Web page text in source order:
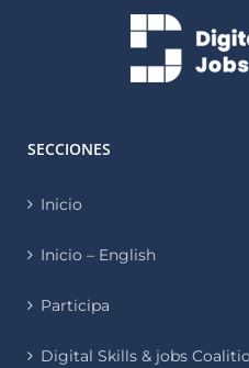
SECCIONES
Inicio
Inicio – English
Participa
Digital Skills & jobs